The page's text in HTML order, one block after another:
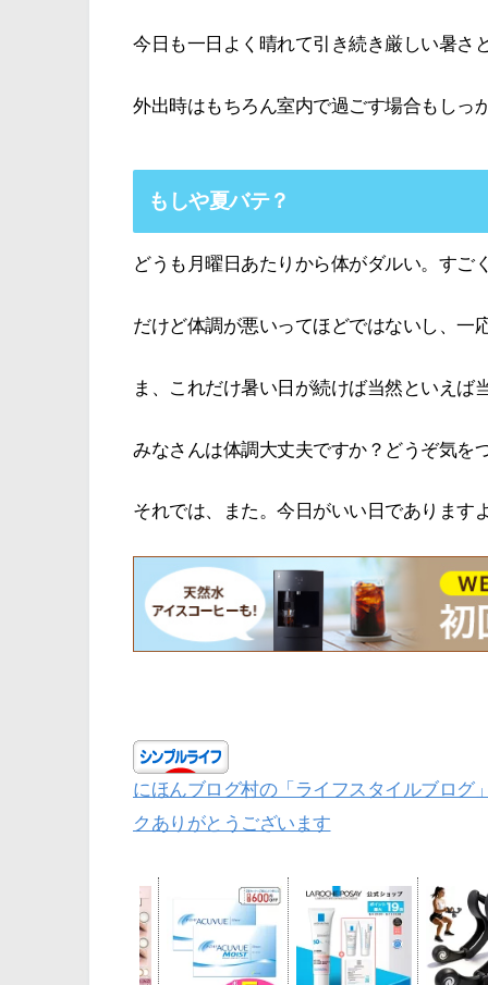
今日も一日よく晴れて引き続き厳しい暑さ
外出時はもちろん室内で過ごす場合もしっ
もしや夏バテ？
どうも月曜日あたりから体がダルい。すご
だけど体調が悪いってほどではないし、一
ま、これだけ暑い日が続けば当然といえば
みなさんは体調大丈夫ですか？どうぞ気を
それでは、また。今日がいい日であります
にほんブログ村の「ライフスタイルブログ
クありがとうございます